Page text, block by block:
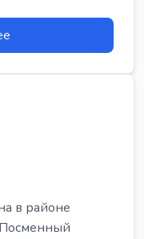
в районе